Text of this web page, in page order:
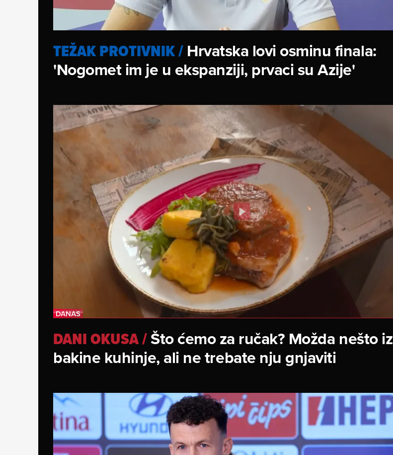
TEŽAK PROTIVNIK/Hrvatska lovi osminu finala:
'Nogomet im je u ekspanziji, prvaci su Azije'
DANI OKUSA/Što ćemo za ručak? Možda nešto iz
bakine kuhinje, ali ne trebate nju gnjaviti